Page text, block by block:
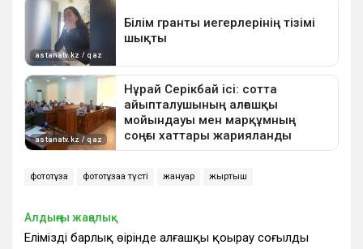
фототұзақ фототұзаққа түсті жануар жыртқыш
Алдыңғы жаңалық
Еліміздің барлық өңірінде алғашқы қоңырау соғылды